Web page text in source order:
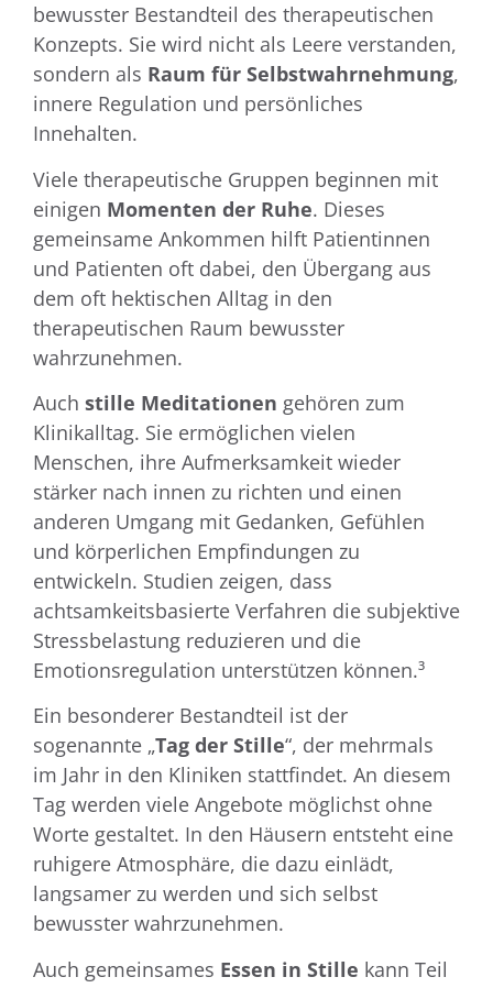
bewusster Bestandteil des therapeutischen
Konzepts. Sie wird nicht als Leere verstanden,
sondern als Raum für Selbstwahrnehmung,
innere Regulation und persönliches
Innehalten.
Viele therapeutische Gruppen beginnen mit
einigen Momenten der Ruhe. Dieses
gemeinsame Ankommen hilft Patientinnen
und Patienten oft dabei, den Übergang aus
dem oft hektischen Alltag in den
therapeutischen Raum bewusster
wahrzunehmen.
Auch stille Meditationen gehören zum
Klinikalltag. Sie ermöglichen vielen
Menschen, ihre Aufmerksamkeit wieder
stärker nach innen zu richten und einen
anderen Umgang mit Gedanken, Gefühlen
und körperlichen Empfindungen zu
entwickeln. Studien zeigen, dass
achtsamkeitsbasierte Verfahren die subjektive
Stressbelastung reduzieren und die
Emotionsregulation unterstützen können.³
Ein besonderer Bestandteil ist der
sogenannte „Tag der Stille“, der mehrmals
im Jahr in den Kliniken stattfindet. An diesem
Tag werden viele Angebote möglichst ohne
Worte gestaltet. In den Häusern entsteht eine
ruhigere Atmosphäre, die dazu einlädt,
langsamer zu werden und sich selbst
bewusster wahrzunehmen.
Auch gemeinsames Essen in Stille kann Teil